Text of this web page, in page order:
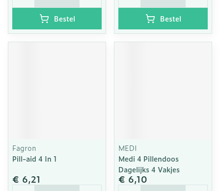
Bestel Bestel
Fagron
Pill-aid 4 In 1
€ 6,21
MEDI
Medi 4 Pillendoos
Dagelijks 4 Vakjes
€ 6,10